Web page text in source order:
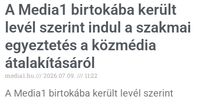
A Media1 birtokába került
levél szerint indul a szakmai
egyeztetés a közmédia
átalakításáról
media1.hu 2026.07.09. 11:22
A Media1 birtokába került levél szerint